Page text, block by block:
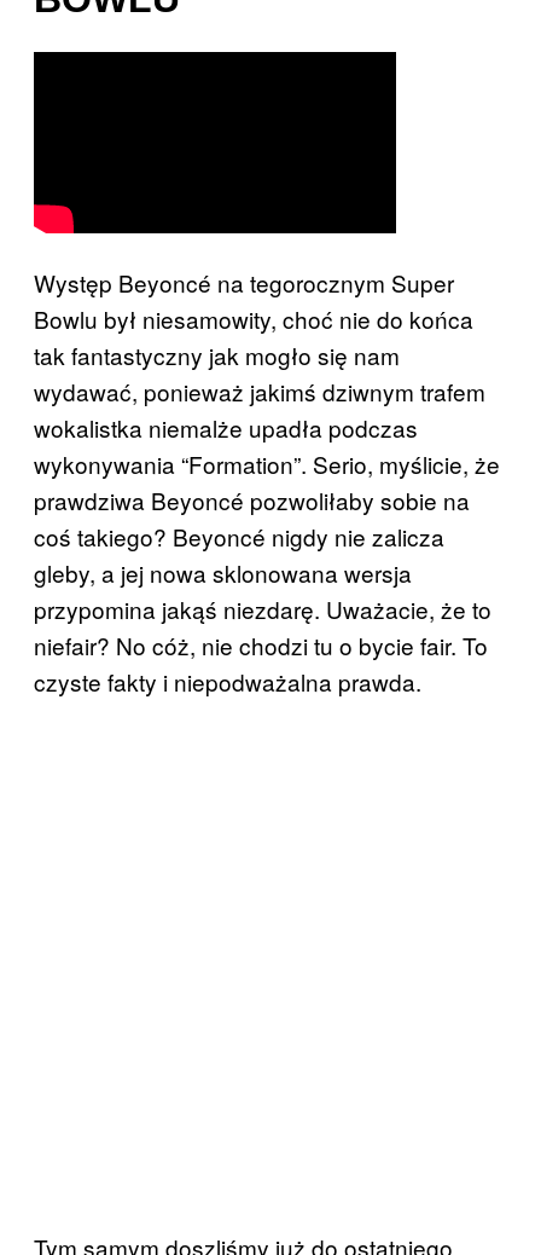
Występ Beyoncé na tegorocznym Super
Bowlu był niesamowity, choć nie do końca
tak fantastyczny jak mogło się nam
wydawać, ponieważ jakimś dziwnym trafem
wokalistka niemalże upadła podczas
wykonywania “Formation”. Serio, myślicie, że
prawdziwa Beyoncé pozwoliłaby sobie na
coś takiego? Beyoncé nigdy nie zalicza
gleby, a jej nowa sklonowana wersja
przypomina jakąś niezdarę. Uważacie, że to
niefair? No cóż, nie chodzi tu o bycie fair. To
czyste fakty i niepodważalna prawda.
Tym samym doszliśmy już do ostatniego,